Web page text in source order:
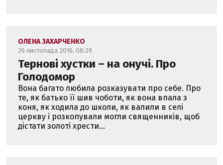
ОЛЕНА ЗАХАРЧЕНКО
26 листопада 2016, 08:29
Тернові хустки – на онучі. Про
Голодомор
Вона багато любила розказувати про себе. Про
те, як батько її шив чоботи, як вона впала з
коня, як ходила до школи, як валили в селі
церкву і розкопували могли священників, щоб
дістати золоті хрести...